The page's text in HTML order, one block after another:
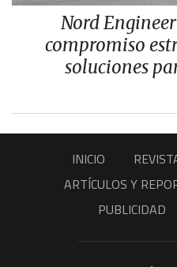
Nord
compromiso
soluciones
INICIO
ARTÍCULOS Y
PUBLICIDAD